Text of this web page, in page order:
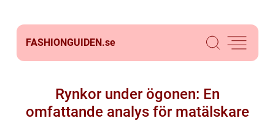
FASHIONGUIDEN.se
Rynkor under ögonen: En
omfattande analys för matälskare